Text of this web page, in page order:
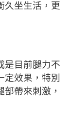
久坐生活，更
是目前腿力不
定效果，特別
帶來刺激，